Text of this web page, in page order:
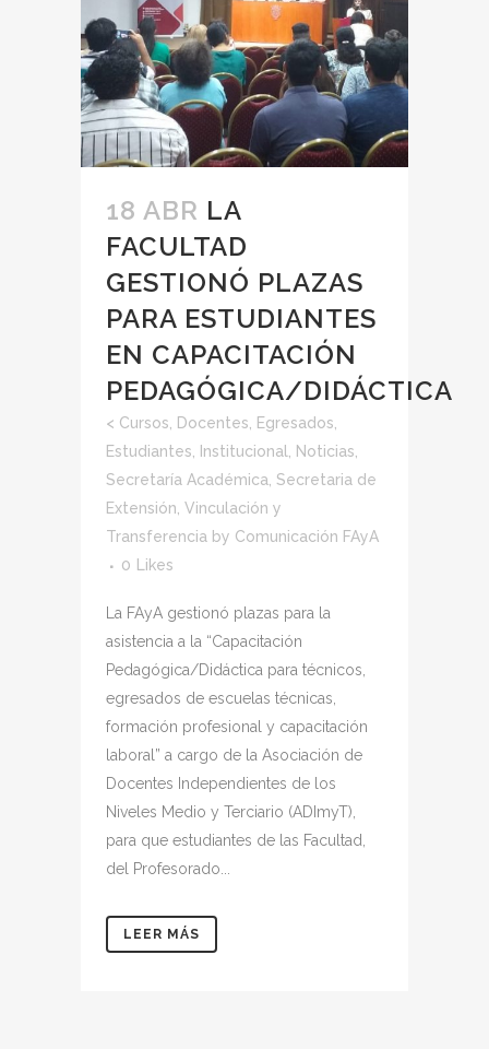
18 ABR LA
FACULTAD
GESTIONÓ PLAZAS
PARA ESTUDIANTES
EN CAPACITACIÓN
PEDAGÓGICA/DIDÁCTICA
< Cursos Docentes Egresados
Estudiantes
Institucional Noticias
Secretaría Académica Secretaria de
Extensión, Vinculación y
Transferencia by Comunicación FAyA
0
Likes
La FAyA gestionó plazas para la
asistencia a la “Capacitación
Pedagógica/Didáctica para técnicos,
egresados de escuelas técnicas,
formación profesional y capacitación
laboral” a cargo de la Asociación de
Docentes Independientes de los
Niveles Medio y Terciario (ADImyT),
para que estudiantes de las Facultad,
del Profesorado...
LEER MÁS